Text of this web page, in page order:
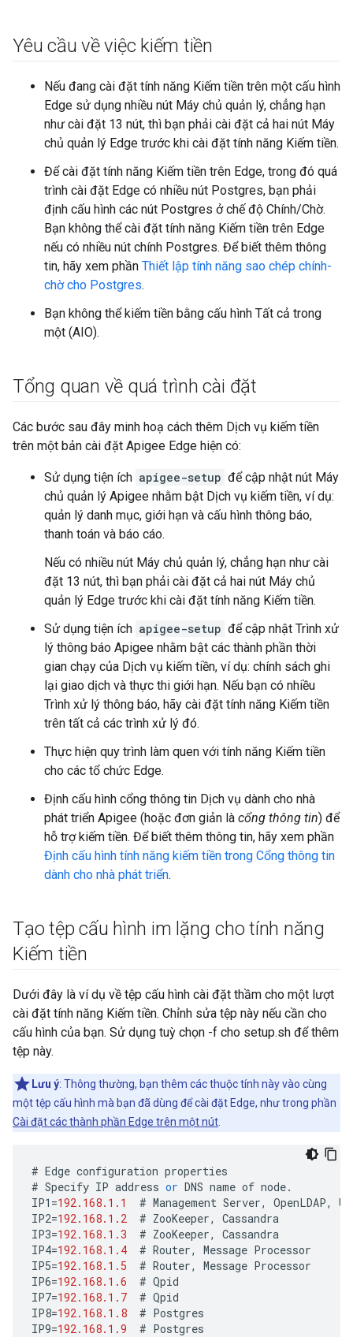
Yêu cầu về việc kiếm tiền
Nếu đang cài đặt tính năng Kiếm tiền trên một cấu hình
Edge sử dụng nhiều nút Máy chủ quản lý, chẳng hạn
như cài đặt 13 nút, thì bạn phải cài đặt cả hai nút Máy
chủ quản lý Edge trước khi cài đặt tính năng Kiếm tiền.
Để cài đặt tính năng Kiếm tiền trên Edge, trong đó quá
trình cài đặt Edge có nhiều nút Postgres, bạn phải
định cấu hình các nút Postgres ở chế độ Chính/Chờ.
Bạn không thể cài đặt tính năng Kiếm tiền trên Edge
nếu có nhiều nút chính Postgres. Để biết thêm thông
tin, hãy xem phần Thiết lập tính năng sao chép chính-
chờ cho Postgres.
Bạn không thể kiếm tiền bằng cấu hình Tất cả trong
một (AIO).
Tổng quan về quá trình cài đặt
Các bước sau đây minh hoạ cách thêm Dịch vụ kiếm tiền
trên một bản cài đặt Apigee Edge hiện có:
Sử dụng tiện ích apigee-setup để cập nhật nút Máy
chủ quản lý Apigee nhằm bật Dịch vụ kiếm tiền, ví dụ:
quản lý danh mục, giới hạn và cấu hình thông báo,
thanh toán và báo cáo.
Nếu có nhiều nút Máy chủ quản lý, chẳng hạn như cài
đặt 13 nút, thì bạn phải cài đặt cả hai nút Máy chủ
quản lý Edge trước khi cài đặt tính năng Kiếm tiền.
Sử dụng tiện ích apigee-setup để cập nhật Trình xử
lý thông báo Apigee nhằm bật các thành phần thời
gian chạy của Dịch vụ kiếm tiền, ví dụ: chính sách ghi
lại giao dịch và thực thi giới hạn. Nếu bạn có nhiều
Trình xử lý thông báo, hãy cài đặt tính năng Kiếm tiền
trên tất cả các trình xử lý đó.
Thực hiện quy trình làm quen với tính năng Kiếm tiền
cho các tổ chức Edge.
Định cấu hình cổng thông tin Dịch vụ dành cho nhà
phát triển Apigee (hoặc đơn giản là cổng thông tin) để
hỗ trợ kiếm tiền. Để biết thêm thông tin, hãy xem phần
Định cấu hình tính năng kiếm tiền trong Cổng thông tin
dành cho nhà phát triển.
Tạo tệp cấu hình im lặng cho tính năng
Kiếm tiền
Dưới đây là ví dụ về tệp cấu hình cài đặt thầm cho một lượt
cài đặt tính năng Kiếm tiền. Chỉnh sửa tệp này nếu cần cho
cấu hình của bạn. Sử dụng tuỳ chọn -f cho setup.sh để thêm
tệp này.
Lưu ý: Thông thường, bạn thêm các thuộc tính này vào cùng
một tệp cấu hình mà bạn đã dùng để cài đặt Edge, như trong phần
Cài đặt các thành phần Edge trên một nút
# Edge configuration properties
# Specify IP address or DNS name of node.
IP1 =192.168.1.1 # Management Server, OpenLDAP, UI
IP2=192.168.1.2 # ZooKeeper,
Cassandra
IP3=192.168.1.3 # ZooKeeper,
Cassandra
IP4=192.168.1.4 # Router, Message Processor
IP5=192.168.1.5 # Router, Message Processor
IP6=192.168.1.6 # Qpid
IP7=192.168.1.7 # Qpid
IP8=192.168.1.8 # Postgres
IP9=192.168.1.9 # Postgres